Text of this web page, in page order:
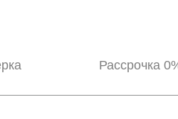
Рассрочка